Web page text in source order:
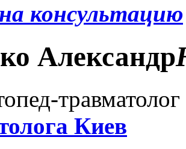
консультацию
Александр
Киев